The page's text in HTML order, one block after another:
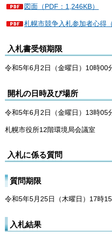
図面（PDF：1,246KB）
札幌市競争入札参加者心得
入札書受領期限
令和5年6月2日（金曜日）10時00
開札の日時及び場所
令和5年6月2日（金曜日）13時05
札幌市役所12階環境局会議室
入札に係る質問
質問期限
令和5年5月25日（木曜日）17時
入札結果